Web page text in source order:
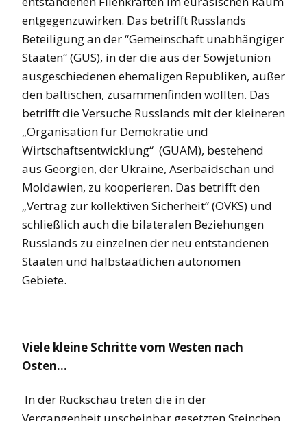
entgegenzuwirken. Das betrifft Russlands
Beteiligung an der “Gemeinschaft unabhängiger
Staaten“ (GUS), in der die aus der Sowjetunion
ausgeschiedenen ehemaligen Republiken, außer
den baltischen, zusammenfinden wollten. Das
betrifft die Versuche Russlands mit der kleineren
„Organisation für Demokratie und
Wirtschaftsentwicklung“ (GUAM), bestehend
aus Georgien, der Ukraine, Aserbaidschan und
Moldawien, zu kooperieren. Das betrifft den
„Vertrag zur kollektiven Sicherheit“ (OVKS) und
schließlich auch die bilateralen Beziehungen
Russlands zu einzelnen der neu entstandenen
Staaten und halbstaatlichen autonomen
Gebiete.
Viele kleine Schritte vom Westen nach
Osten…
In der Rückschau treten die in der
Vergangenheit unscheinbar gesetzten Steinchen,